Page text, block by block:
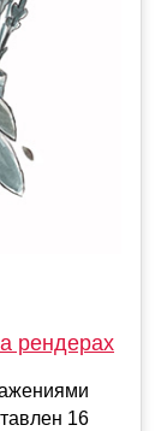
рендерах
16